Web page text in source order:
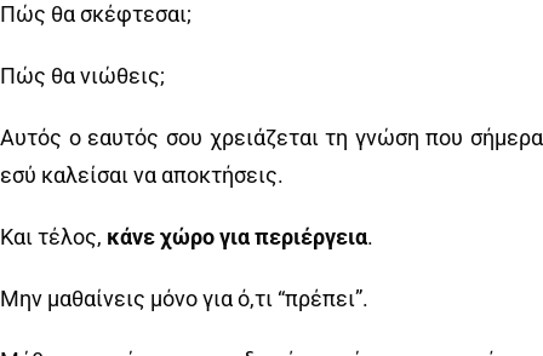
Πώς θα σκέφτεσαι;
Πώς θα νιώθεις;
Αυτός ο εαυτός σου χρειάζεται τη γνώση που σήμερα
εσύ καλείσαι να αποκτήσεις.
Και τέλος, κάνε χώρο για περιέργεια.
Μην μαθαίνεις μόνο για ό,τι “πρέπει”.